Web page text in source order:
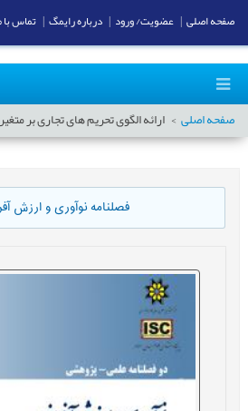
صفحه اصلی ارائه الگوی تحریم های تجاری بر
فصلنامه نوآوری و ارزش
صفحه اصلی عضویت/ ورود درباره رایمگ تماس با ما